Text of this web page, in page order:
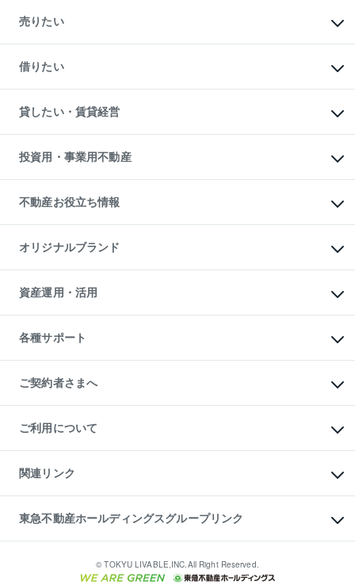
新築・分譲マンションの購入
中古マンションの購入
一戸建ての購入
中古一戸建ての購入
不動産購入の流れ
注目キーワード物件特集
購入ガイド
English 繁体中文簡体中文
売りたい
一戸建ての売却・査定
土地の売却・査定
スピードAI査定
不動産査定について
不動産売却の流れ
不動産買換えの流れ
売却ガイド
借りたい
オフィス・店舗の賃貸
借りるときの流れ
借りるガイド
貸したい・賃貸経営
マンション賃料データ
賃貸管理プラン
リロケーションについて
貸すガイド
投資用・事業用不動産
事業用不動産
マンション投資
投資用マンション
アパート経営
収益物件
ビル購入（ビル一棟）
投資用不動産の売却査定
事業用不動産の売却査定
不動産お役立ち情報
マンションライブラリー
人気マンションランキング
暮らしに役立つ不動産メディア
不動産相場・不動産価格情報
不動産コラム・ニュース
不動産用語集
不動産なんでもネット相談室
住まいの税金
オリジナルブランド
一棟リノベーションマンション
L`GENTE（ルジェンテ）
区分リノベーションマンション
投資用一棟レジデンスWELL
不動産小口投資
LEGACIA（レガシア）
資産運用・活用
不動産M&A
アセットマネジメント・出資
各種サポート
相続サポート
リフォームサポート
ご契約者さまへ
ご紹介・再契約特典
入居者様専用-各種ご案内（賃貸）
東急こすもす会「こすもすWeb」
ご利用について
金融商品取引について
東急リバブル ソーシャルメディアポリシー
ご意見・お問い合わせ（金融商品取引専用の相談・お問い合わせ窓口）
ダイレクトメール（郵送物）・Eメールなどの送付停止について
関連リンク
これからご結婚される方に東急百貨店のブライダルクラブ
人材サービスのご用命は 東急リバブルスタッフ株式会社まで
東北の逸品を贈ります 東北すぐれものセレクション
東急不動産ホールディングスグループリンク
東急コミュニティー© TOKYU LIVABLE,INC.All Right Reserved.